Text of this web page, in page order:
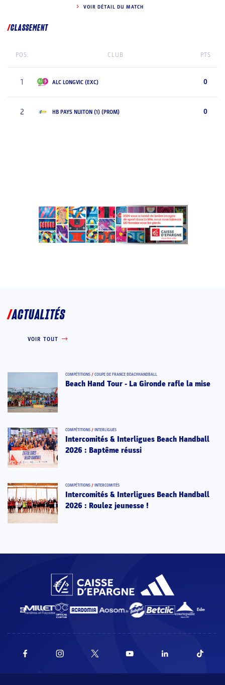
VOIR DÉTAIL DU MATCH
CLASSEMENT
POS. CLUB PTS
1 ALC LONGVIC (EXC) 0
2 HB PAYS NUITON (1) (PROM) 0
ACTUALITÉS
VOIR TOUT
COMPÉTITIONS / COUPE DE FRANCE BEACHHANDBALL
Beach Hand Tour - La Gironde rafle la mise
COMPÉTITIONS / INTERLIGUES
Intercomités & Interligues Beach Handball
2026 : Baptême réussi
COMPÉTITIONS / INTERCOMITÉS
Intercomités & Interligues Beach Handball
2026 : Roulez jeunesse !